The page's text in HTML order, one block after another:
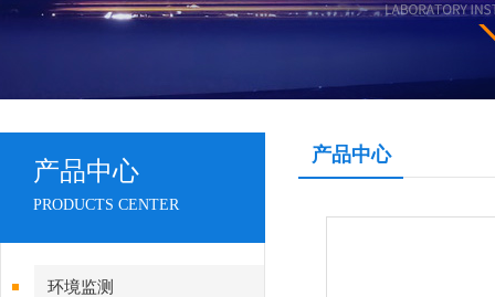
产品中心
PRODUCTS CENTER
环境监测
产品中心